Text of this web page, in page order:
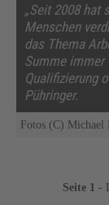
„Seit 2008 hat
Menschen
das Thema
Summe
Qualifizierung
Pühringer.
Fotos (C) Michael
Seite 1 -